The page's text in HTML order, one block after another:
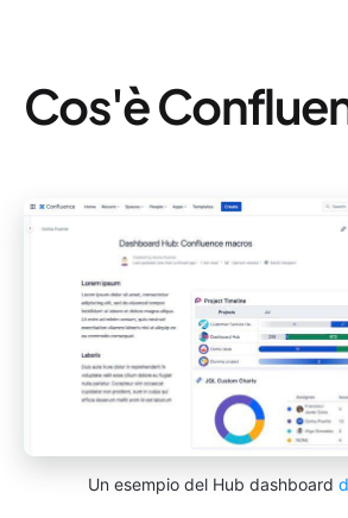
Cos'è
Un esempio del Hub dashboard